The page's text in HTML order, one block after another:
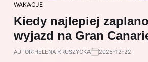
WAKACJE
Kiedy najlepiej
wyjazd na Gran
AUTOR:HELENA KRUSZYCKA 2025-12-22